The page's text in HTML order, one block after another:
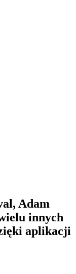
Adam
innych
aplikacji